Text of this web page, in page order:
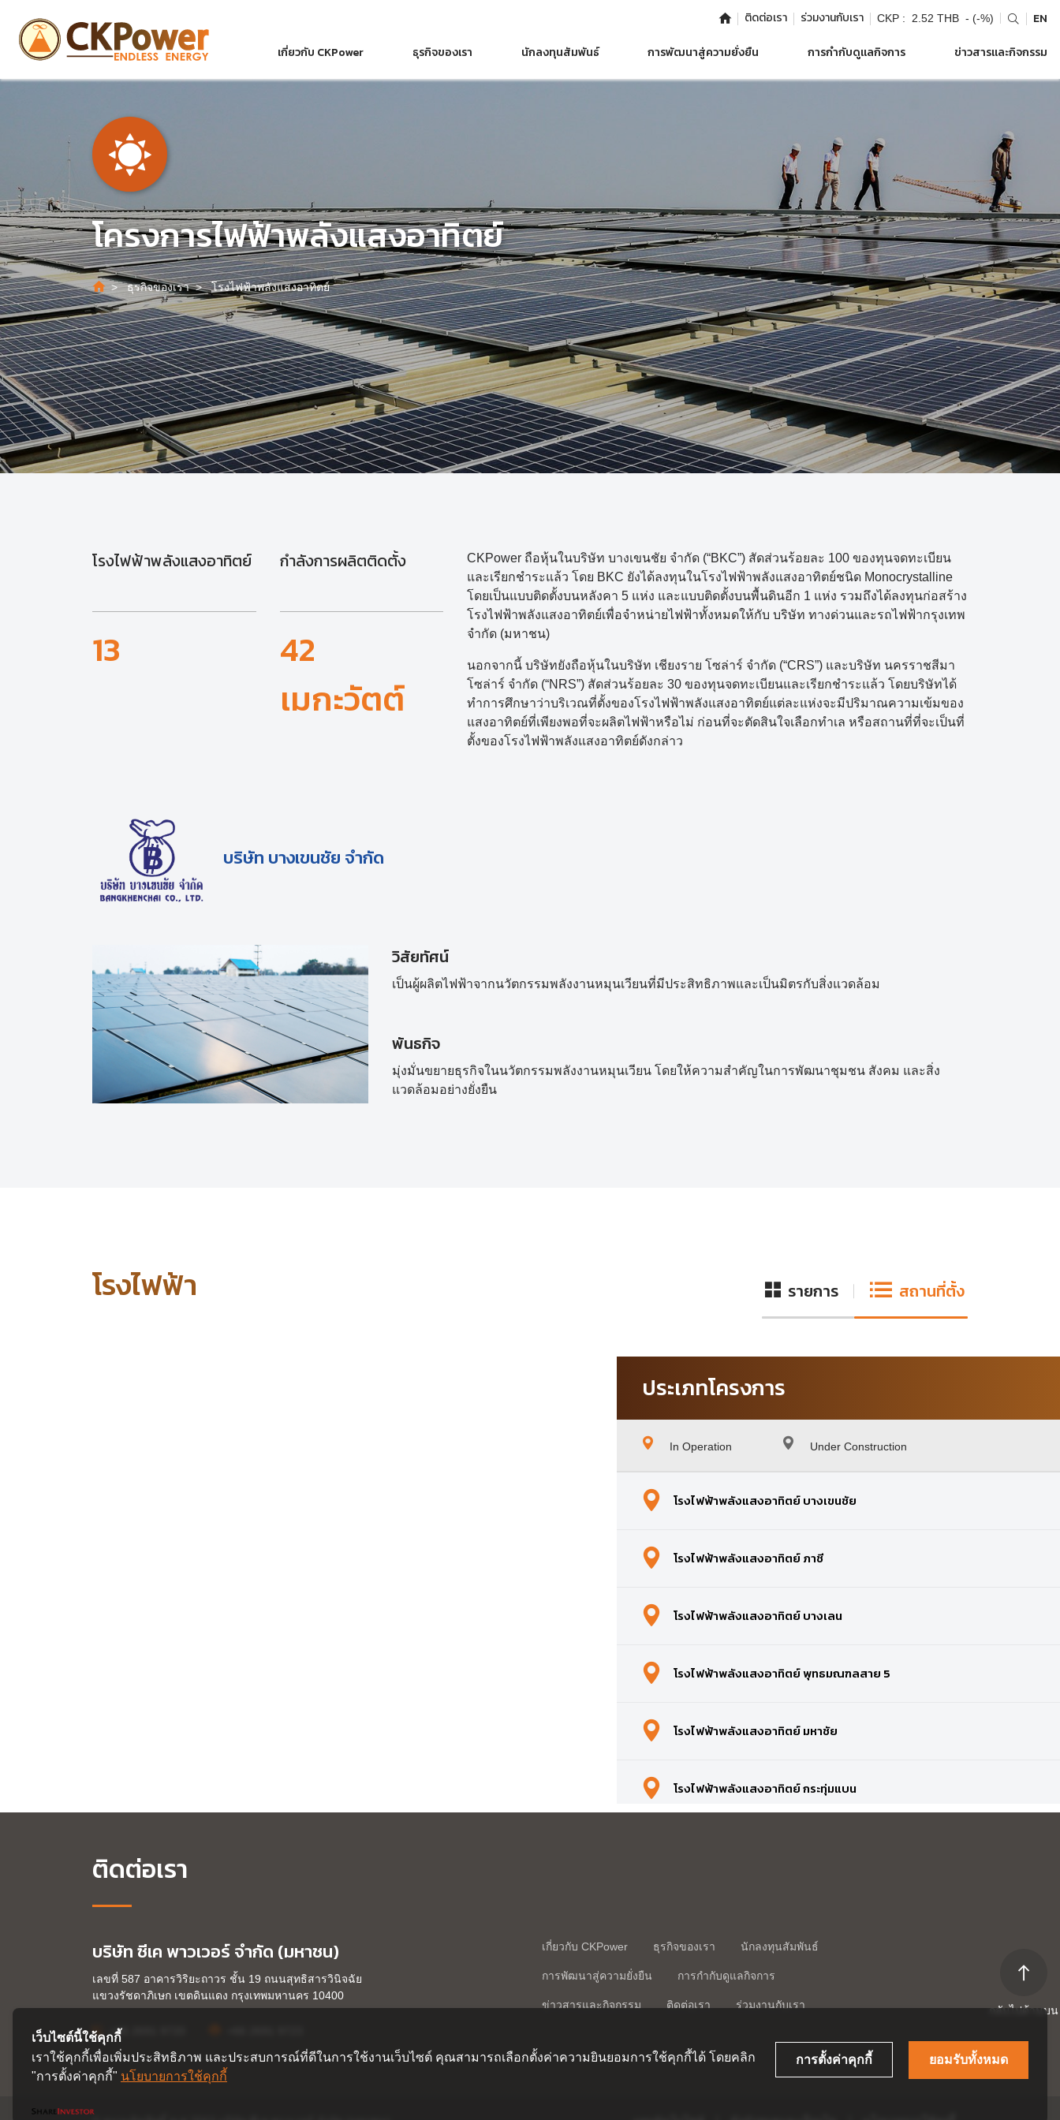
ติดต่อเรา ร่วมงานกับเรา CKP : 2.52 THB - (-%) EN
เกี่ยวกับ CKPower ธุรกิจของเรา นักลงทุนสัมพันธ์ การพัฒนาสู่ความยั่งยืน การกำกับดูแลกิจการ ข่าวสารและกิจกรรม
โครงการไฟฟ้าพลังแสงอาทิตย์
ธุรกิจของเรา โรงไฟฟ้าพลังแสงอาทิตย์
โรงไฟฟ้าพลังแสงอาทิตย์
13
กำลังการผลิตติดตั้ง
42
เมกะวัตต์
CKPower ถือหุ้นในบริษัท บางเขนชัย จำกัด (“BKC”) สัดส่วนร้อยละ 100 ของทุนจดทะเบียน
และเรียกชำระแล้ว โดย BKC ยังได้ลงทุนในโรงไฟฟ้าพลังแสงอาทิตย์ชนิด Monocrystalline
โดยเป็นแบบติดตั้งบนหลังคา 5 แห่ง และแบบติดตั้งบนพื้นดินอีก 1 แห่ง รวมถึงได้ลงทุนก่อสร้าง
โรงไฟฟ้าพลังแสงอาทิตย์เพื่อจำหน่ายไฟฟ้าทั้งหมดให้กับ บริษัท ทางด่วนและรถไฟฟ้ากรุงเทพ
จำกัด (มหาชน)
นอกจากนี้ บริษัทยังถือหุ้นในบริษัท เชียงราย โซล่าร์ จำกัด (“CRS”) และบริษัท นครราชสีมา
โซล่าร์ จำกัด (“NRS”) สัดส่วนร้อยละ 30 ของทุนจดทะเบียนและเรียกชำระแล้ว โดยบริษัทได้
ทำการศึกษาว่าบริเวณที่ตั้งของโรงไฟฟ้าพลังแสงอาทิตย์แต่ละแห่งจะมีปริมาณความเข้มของ
แสงอาทิตย์ที่เพียงพอที่จะผลิตไฟฟ้าหรือไม่ ก่อนที่จะตัดสินใจเลือกทำเล หรือสถานที่ที่จะเป็นที่
ตั้งของโรงไฟฟ้าพลังแสงอาทิตย์ดังกล่าว
บริษัท บางเขนชัย จำกัด
วิสัยทัศน์
เป็นผู้ผลิตไฟฟ้าจากนวัตกรรมพลังงานหมุนเวียนที่มีประสิทธิภาพและเป็นมิตรกับสิ่งแวดล้อม
พันธกิจ
มุ่งมั่นขยายธุรกิจในนวัตกรรมพลังงานหมุนเวียน โดยให้ความสำคัญในการพัฒนาชุมชน สังคม และสิ่ง
แวดล้อมอย่างยั่งยืน
โรงไฟฟ้า รายการ สถานที่ตั้ง
ประเภทโครงการ
In Operation Under Construction
โรงไฟฟ้าพลังแสงอาทิตย์ บางเขนชัย
โรงไฟฟ้าพลังแสงอาทิตย์ ภาชี
โรงไฟฟ้าพลังแสงอาทิตย์ บางเลน
โรงไฟฟ้าพลังแสงอาทิตย์ พุทธมณฑลสาย 5
โรงไฟฟ้าพลังแสงอาทิตย์ มหาชัย
โรงไฟฟ้าพลังแสงอาทิตย์ กระทุ่มแบน
ติดต่อเรา
บริษัท ซีเค พาวเวอร์ จำกัด (มหาชน)
เลขที่ 587 อาคารวิริยะถาวร ชั้น 19 ถนนสุทธิสารวินิจฉัย
แขวงรัชดาภิเษก เขตดินแดง กรุงเทพมหานคร 10400
+66 2691 9720
เกี่ยวกับ CKPower ธุรกิจของเรา นักลงทุนสัมพันธ์
การพัฒนาสู่ความยั่งยืน การกำกับดูแลกิจการ
ข่าวสารและกิจกรรม ติดต่อเรา ร่วมงานกับเรา กลับไปด้านบน
เว็บไซต์นี้ใช้คุกกี้
เราใช้คุกกี้เพื่อเพิ่มประสิทธิภาพ และประสบการณ์ที่ดีในการใช้งานเว็บไซต์ คุณสามารถเลือกตั้งค่าความยินยอมการใช้คุกกี้ได้ โดยคลิก
"การตั้งค่าคุกกี้" นโยบายการใช้คุกกี้
ยอมรับทั้งหมด
การตั้งค่าคุกกี้